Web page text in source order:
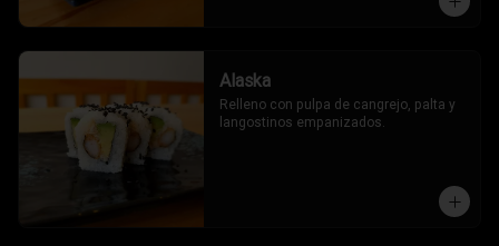
Alaska
Relleno con pulpa de cangrejo, palta y
langostinos empanizados.